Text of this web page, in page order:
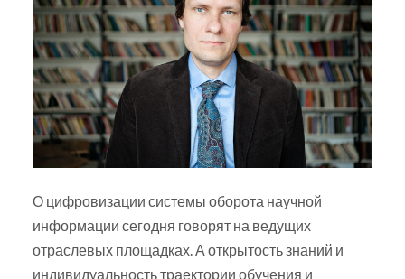
О цифровизации системы оборота научной
информации сегодня говорят на ведущих
отраслевых площадках. А открытость знаний и
индивидуальность траектории обучения и